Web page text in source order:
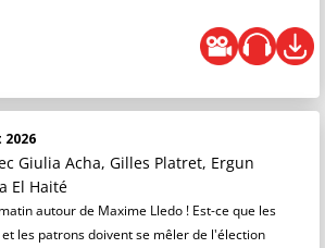
Giulia Acha, Gilles Platret, Ergun
El Haité
autour de Maxime Lledo ! Est-ce que les
les patrons doivent se mêler de l'élection